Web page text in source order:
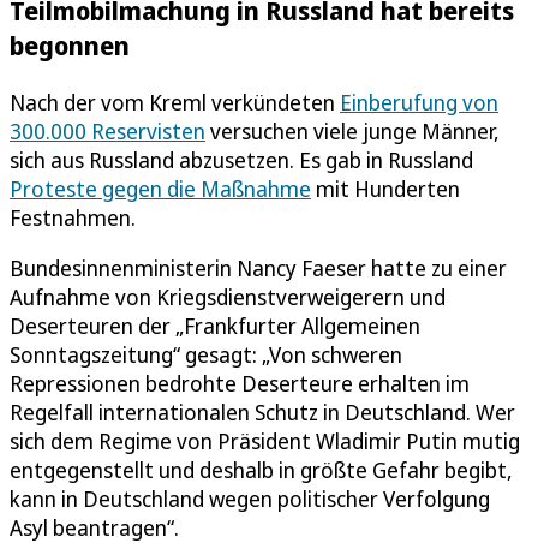
Teilmobilmachung in Russland hat bereits
begonnen
Nach der vom Kreml verkündeten Einberufung von
300.000 Reservisten versuchen viele junge Männer,
sich aus Russland abzusetzen. Es gab in Russland
Proteste gegen die Maßnahme mit Hunderten
Festnahmen.
Bundesinnenministerin Nancy Faeser hatte zu einer
Aufnahme von Kriegsdienstverweigerern und
Deserteuren der „Frankfurter Allgemeinen
Sonntagszeitung“ gesagt: „Von schweren
Repressionen bedrohte Deserteure erhalten im
Regelfall internationalen Schutz in Deutschland. Wer
sich dem Regime von Präsident Wladimir Putin mutig
entgegenstellt und deshalb in größte Gefahr begibt,
kann in Deutschland wegen politischer Verfolgung
Asyl beantragen“.